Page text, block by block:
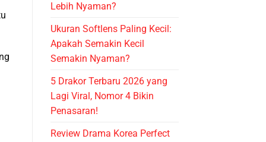
Lebih Nyaman?
Ukuran Softlens Paling Kecil:
Apakah Semakin Kecil
Semakin Nyaman?
5 Drakor Terbaru 2026 yang
Lagi Viral, Nomor 4 Bikin
Penasaran!
Review Drama Korea Perfect